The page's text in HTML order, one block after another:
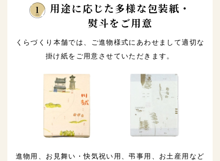
用途に応じた多様な包装紙・
熨斗をご用意
くらづくり本舗では、ご進物様式にあわせまして適切な
掛け紙をご用意させていただきます。
進物用、お見舞い・快気祝い用、弔事用、お土産用など